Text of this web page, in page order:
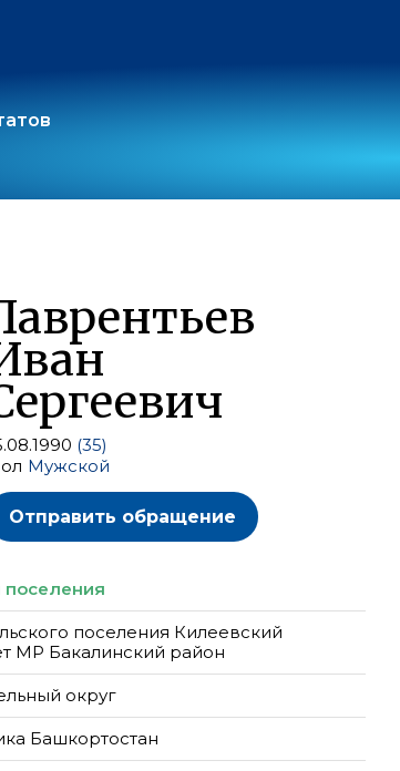
(35)
Мужской
Отправить обращение
поселения
поселения Килеевский
МР Бакалинский район
округ
Башкортостан